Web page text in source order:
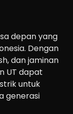
depan yang
Dengan
dan jaminan
UT dapat
untuk
generasi